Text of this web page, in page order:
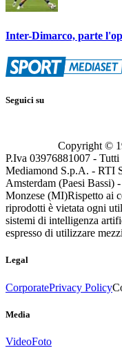
Inter-Dimarco, parte
Seguici su
Copyright ©
P.Iva 03976881007 -
Mediamond S.p.A. - RTI
Amsterdam (Paesi
Monzese (MI)Rispetto ai
riprodotti è vietata ogni
sistemi di intelligenza
espresso di utilizzare
Legal
CorporatePrivacy Policy
Media
VideoFoto